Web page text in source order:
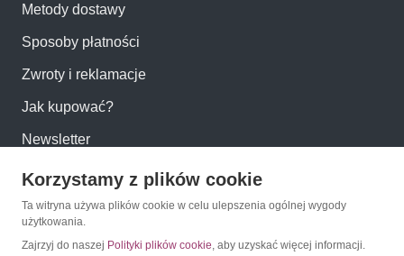
Metody dostawy
Sposoby płatności
Zwroty i reklamacje
Jak kupować?
Newsletter
Konto
Moje konto
Korzystamy z plików cookie
Ta witryna używa plików cookie w celu ulepszenia ogólnej wygody
użytkowania.
Zajrzyj do naszej Polityki plików cookie, aby uzyskać więcej informacji.